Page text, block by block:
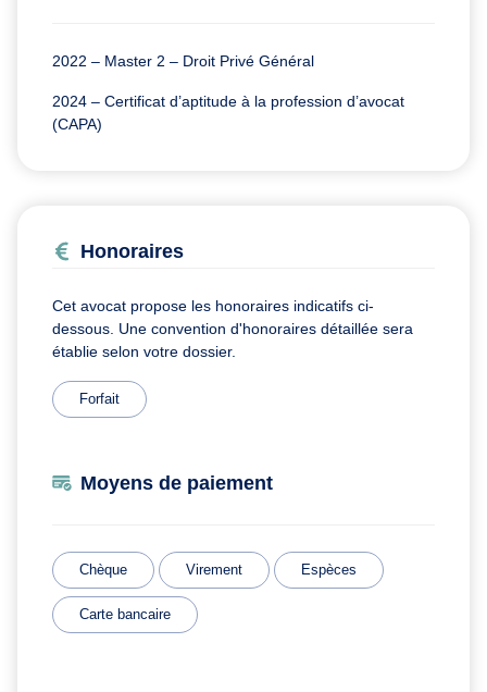
2022 – Master 2 – Droit Privé Général
2024 – Certificat d’aptitude à la profession d’avocat
(CAPA)
Honoraires
Cet avocat propose les honoraires indicatifs ci-
dessous. Une convention d'honoraires détaillée sera
établie selon votre dossier.
Forfait
Moyens de paiement
Chèque Virement Espèces
Carte bancaire